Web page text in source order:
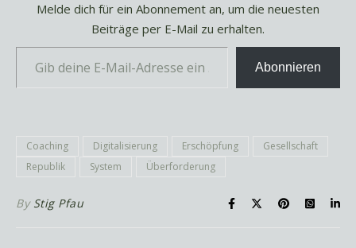
Melde dich für ein Abonnement an, um die neuesten
Beiträge per E-Mail zu erhalten.
Gib deine E-Mail-Adresse ein ...
Abonnieren
Coaching Digitalisierung Erschöpfung
Gesellschaft
Republik
System Überforderung
By Stig Pfau